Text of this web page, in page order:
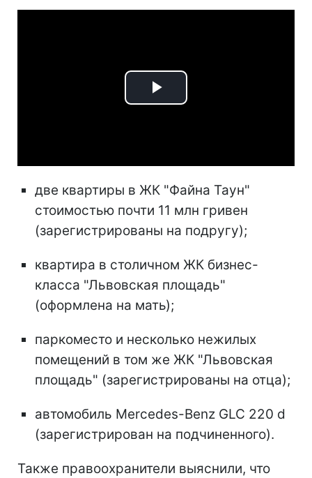
Play
две квартиры в ЖК "Файна Таун"
стоимостью почти 11 млн гривен
(зарегистрированы на подругу);
квартира в столичном ЖК бизнес-
класса "Львовская площадь"
(оформлена на мать);
паркоместо и несколько нежилых
помещений в том же ЖК "Львовская
площадь" (зарегистрированы на отца);
автомобиль Mercedes-Benz GLC 220 d
(зарегистрирован на подчиненного).
Также правоохранители выяснили, что